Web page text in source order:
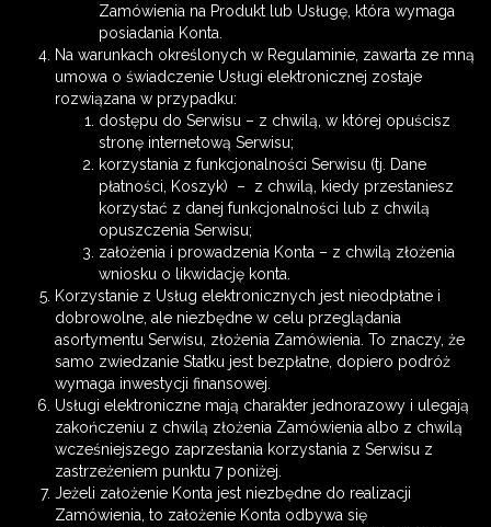
Zamówienia na Produkt lub Usługę, która wymaga
posiadania Konta.
Na warunkach określonych w Regulaminie, zawarta ze mną
umowa o świadczenie Usługi elektronicznej zostaje
rozwiązana w przypadku:
dostępu do Serwisu – z chwilą, w której opuścisz
stronę internetową Serwisu;
korzystania z funkcjonalności Serwisu (tj. Dane
płatności, Koszyk) – z chwilą, kiedy przestaniesz
korzystać z danej funkcjonalności lub z chwilą
opuszczenia Serwisu;
założenia i prowadzenia Konta – z chwilą złożenia
wniosku o likwidację konta.
Korzystanie z Usług elektronicznych jest nieodpłatne i
dobrowolne, ale niezbędne w celu przeglądania
asortymentu Serwisu, złożenia Zamówienia. To znaczy, że
samo zwiedzanie Statku jest bezpłatne, dopiero podróż
wymaga inwestycji finansowej.
Usługi elektroniczne mają charakter jednorazowy i ulegają
zakończeniu z chwilą złożenia Zamówienia albo z chwilą
wcześniejszego zaprzestania korzystania z Serwisu z
zastrzeżeniem punktu 7 poniżej.
Jeżeli założenie Konta jest niezbędne do realizacji
Zamówienia, to założenie Konta odbywa się